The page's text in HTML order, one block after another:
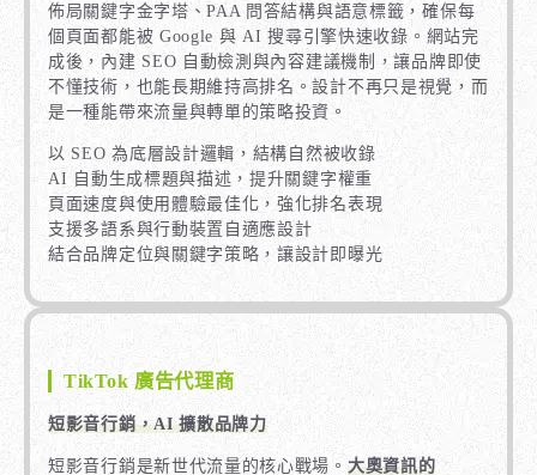
佈局關鍵字金字塔、PAA 問答結構與語意標籤，確保每
個頁面都能被 Google 與 AI 搜尋引擎快速收錄。網站完
成後，內建 SEO 自動檢測與內容建議機制，讓品牌即使
不懂技術，也能長期維持高排名。設計不再只是視覺，而
是一種能帶來流量與轉單的策略投資。
以 SEO 為底層設計邏輯，結構自然被收錄
AI 自動生成標題與描述，提升關鍵字權重
頁面速度與使用體驗最佳化，強化排名表現
支援多語系與行動裝置自適應設計
結合品牌定位與關鍵字策略，讓設計即曝光
TikTok 廣告代理商
短影音行銷，AI 擴散品牌力
短影音行銷是新世代流量的核心戰場。 大奧資訊的